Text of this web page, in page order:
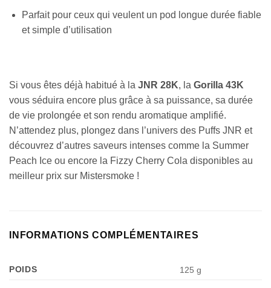
Parfait pour ceux qui veulent un pod longue durée fiable
et simple d’utilisation
Si vous êtes déjà habitué à la JNR 28K, la Gorilla 43K
vous séduira encore plus grâce à sa puissance, sa durée
de vie prolongée et son rendu aromatique amplifié.
N’attendez plus, plongez dans l’univers des Puffs JNR et
découvrez d’autres saveurs intenses comme la Summer
Peach Ice ou encore la Fizzy Cherry Cola disponibles au
meilleur prix sur Mistersmoke !
INFORMATIONS COMPLÉMENTAIRES
POIDS 125 g
Appliquer les filtres